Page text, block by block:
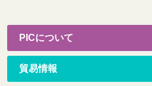
PICについて
貿易情報